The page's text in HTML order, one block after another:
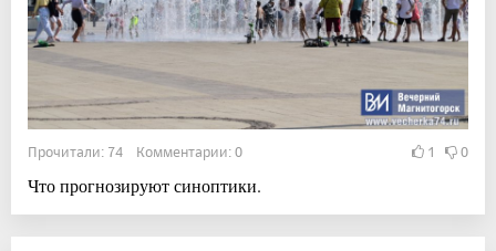
Прочитали: 74 Комментарии: 0 1 0
Что прогнозируют синоптики.